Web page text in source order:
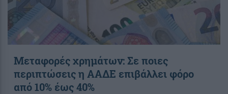
Μεταφορές χρημάτων: Σε ποιες
περιπτώσεις η ΑΑΔΕ επιβάλλει φόρο
από 10% έως 40%